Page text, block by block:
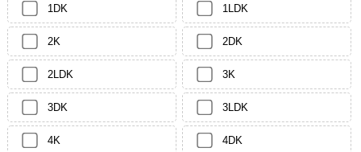
1DK 1LDK
2K 2DK
2LDK 3K
3DK 3LDK
4K 4DK